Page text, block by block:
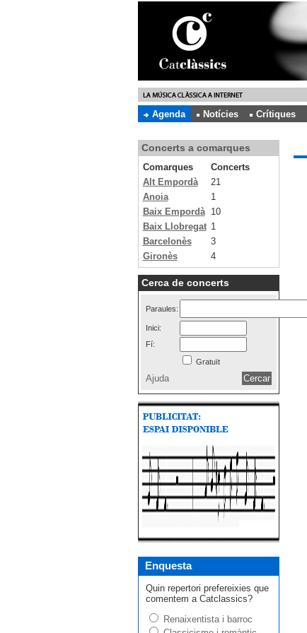
Agenda
Notícies Crítiques
Concerts a comarques
Comarques
Concerts
Alt Empordà
21
Anoia
1
Baix Empordà
10
Baix Llobregat 1
Barcelonès
3
Gironès
4
Cerca de concerts
Paraules:
Inici:
Fí:
Gratuït
Ajuda
Enquesta
Quin repertori prefereixies que
comentem a Catclassics?
Renaixentista i barroc